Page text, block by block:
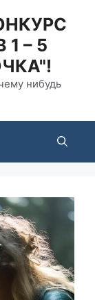
– 5
нибудь